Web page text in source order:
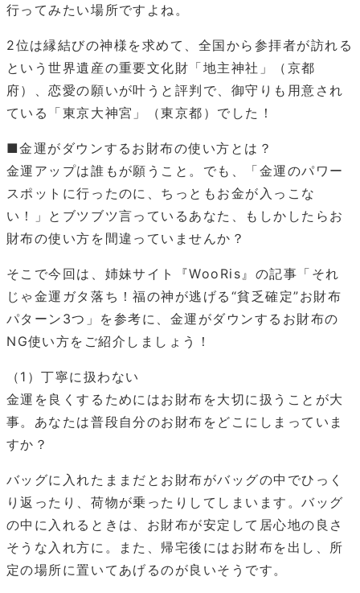
行ってみたい場所ですよね。
2位は縁結びの神様を求めて、全国から参拝者が訪れる
という世界遺産の重要文化財「地主神社」（京都
府）、恋愛の願いが叶うと評判で、御守りも用意され
ている「東京大神宮」（東京都）でした！
■金運がダウンするお財布の使い方とは？
金運アップは誰もが願うこと。でも、「金運のパワー
スポットに行ったのに、ちっともお金が入っこな
い！」とブツブツ言っているあなた、もしかしたらお
財布の使い方を間違っていませんか？
そこで今回は、姉妹サイト『WooRis』の記事「それ
じゃ金運ガタ落ち！福の神が逃げる“貧乏確定”お財布
パターン3つ」を参考に、金運がダウンするお財布の
NG使い方をご紹介しましょう！
（1）丁寧に扱わない
金運を良くするためにはお財布を大切に扱うことが大
事。あなたは普段自分のお財布をどこにしまっていま
すか？
バッグに入れたままだとお財布がバッグの中でひっく
り返ったり、荷物が乗ったりしてしまいます。バッグ
の中に入れるときは、お財布が安定して居心地の良さ
そうな入れ方に。また、帰宅後にはお財布を出し、所
定の場所に置いてあげるのが良いそうです。